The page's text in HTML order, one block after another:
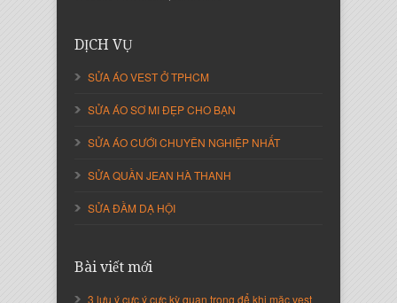
DỊCH VỤ
SỬA ÁO VEST Ở TPHCM
SỬA ÁO SƠ MI ĐẸP CHO BẠN
SỬA ÁO CƯỚI CHUYÊN NGHIỆP NHẤT
SỬA QUẦN JEAN HÀ THANH
SỬA ĐẦM DẠ HỘI
Bài viết mới
3 lưu ý cực ý cực kỳ quan trọng để khi mặc vest